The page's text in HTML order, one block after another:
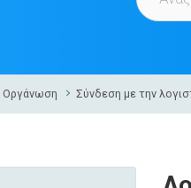
Οργάνωση Σύνδεση με την